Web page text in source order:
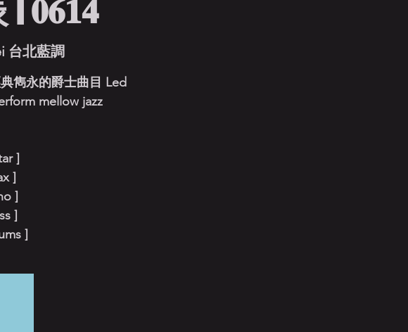
台北藍調
雋永的爵士曲目 Led
mellow jazz
]
]
]
]
]